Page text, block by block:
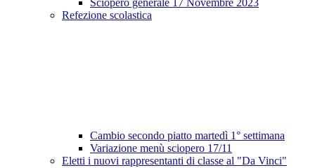
Sciopero generale 17 Novembre 2023
Refezione scolastica
Cambio secondo piatto martedì 1° settimana
Variazione menù sciopero 17/11
Eletti i nuovi rappresentanti di classe al "Da Vinci"